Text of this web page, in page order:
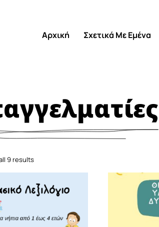
Αρχική Σχετικά Με Εμένα
9 results